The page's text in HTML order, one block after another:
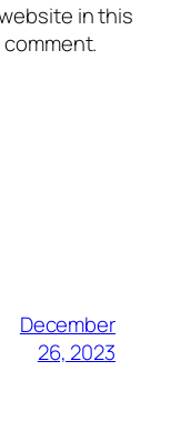
in this
December
26, 2023